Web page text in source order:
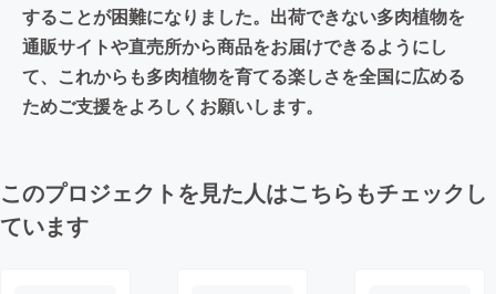
することが困難になりました。出荷できない多肉植物を
通販サイトや直売所から商品をお届けできるようにし
て、これからも多肉植物を育てる楽しさを全国に広める
ためご支援をよろしくお願いします。
このプロジェクトを見た人はこちらもチェックし
ています